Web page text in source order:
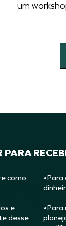
um
PARA
como
e
desse
•Para
•Para